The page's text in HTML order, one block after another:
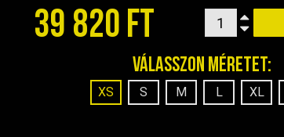
39 820 FT
Válasszon méretet:
XS S M L XL